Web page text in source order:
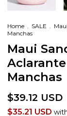
Home . SALE .
Manchas
Maui
Manchas
$39.12 USD
$35.21 USD